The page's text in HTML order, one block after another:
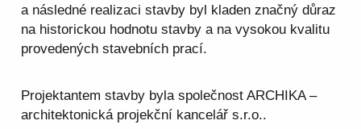
a následné realizaci stavby byl kladen značný důraz
na historickou hodnotu stavby a na vysokou kvalitu
provedených stavebních prací.
Projektantem stavby byla společnost ARCHIKA –
architektonická projekční kancelář s.r.o..